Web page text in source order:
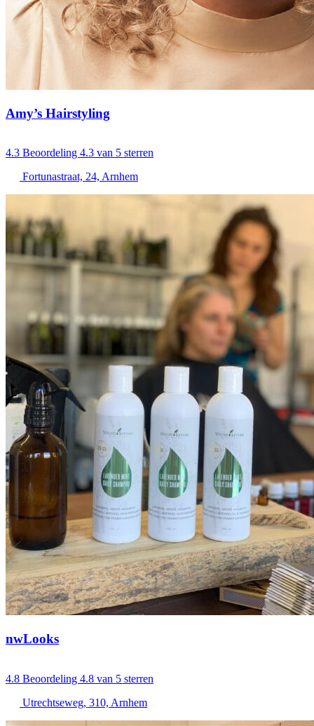
Amy’s Hairstyling
4.3 Beoordeling 4.3 van 5 sterren
Fortunastraat, 24, Arnhem
nwLooks
4.8 Beoordeling 4.8 van 5 sterren
Utrechtseweg, 310, Arnhem